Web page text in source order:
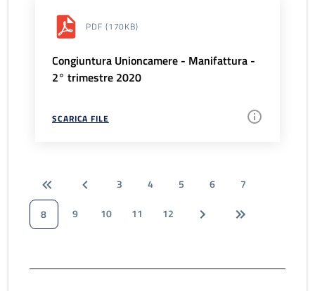
PDF (170KB)
Congiuntura Unioncamere - Manifattura -
2° trimestre 2020
SCARICA FILE
3 4 5 6
7
8
9 10 11 12